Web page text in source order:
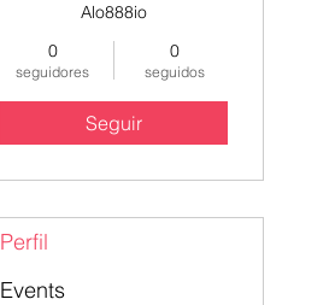
Alo888io
0
seguidores
0
seguidos
Seguir
Perfil
Events